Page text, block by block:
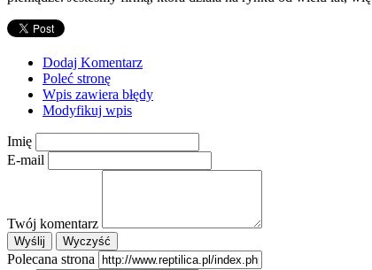
Dodaj Komentarz
Poleć stronę
Wpis zawiera błędy
Modyfikuj wpis
Imię
E-mail
Twój komentarz
Polecana strona